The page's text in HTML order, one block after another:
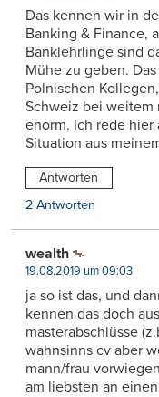
Das kennen wir in
Banking & Finance,
Banklehrlinge sind
Mühe zu geben.
Polnischen
Schweiz bei weitem
enorm. Ich rede
Situation aus
Antworten
2 Antworten
wealth
19.08.2019 um 09:03
ja so ist das, und
kennen das doch
masterabschlüsse
wahnsinns cv aber
mann/frau
am liebsten an